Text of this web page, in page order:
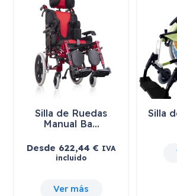
Silla de Ruedas
Manual Ba…
Desde 622,44€ IVA
incluido
Ver más
Silla